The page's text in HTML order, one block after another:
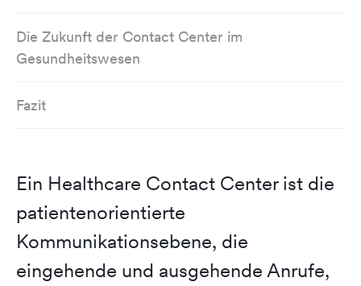
Die Zukunft der Contact Center im
Gesundheitswesen
Fazit
Ein Healthcare Contact Center ist die
patientenorientierte
Kommunikationsebene, die
eingehende und ausgehende Anrufe,